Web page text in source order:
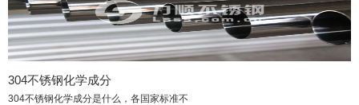
304不锈钢化学成分
304不锈钢化学成分是什么，各国家标准不